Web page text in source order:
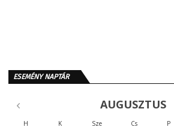
ESEMÉNY NAPTÁR
AUGUSZTUS
H K Sze Cs P